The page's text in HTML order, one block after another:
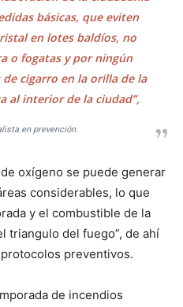
básicas, que eviten
en lotes baldíos, no
o fogatas y por ningún
cigarro en la orilla de la
al interior de la ciudad”,
en prevención.
oxígeno se puede generar
considerables, lo que
y el combustible de la
triangulo del fuego”, de ahí
preventivos.
de incendios